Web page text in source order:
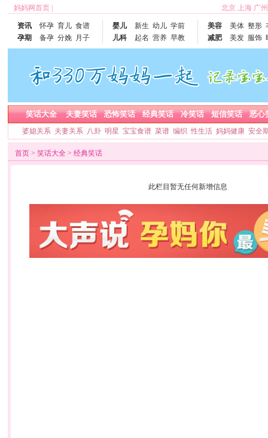
妈妈网首页 北京 上海 广州
资讯 怀孕 育儿 食谱
孕期
备孕 分娩 月子
婴儿 新生 幼儿 学前
儿科
起名 营养 早教
美容 美体 整形
减肥
美发 服饰
笑话大全 夫妻笑话 恐怖笑话 经典笑话 冷笑话 短信笑话 恶心
婆媳关系 夫妻关系 八卦 明星 宝宝食谱 菜谱 编织 性生活 妈妈健康 安全
首页 > 笑话大全 > 经典笑话
此栏目暂无任何新增信息